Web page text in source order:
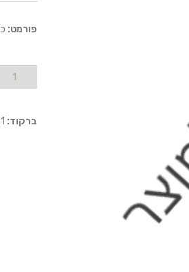
פורמט:
ברקוד: